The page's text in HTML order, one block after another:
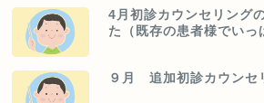
4月初診カウンセリング
た（既存の患者様でいっ
９月 追加初診カウンセ